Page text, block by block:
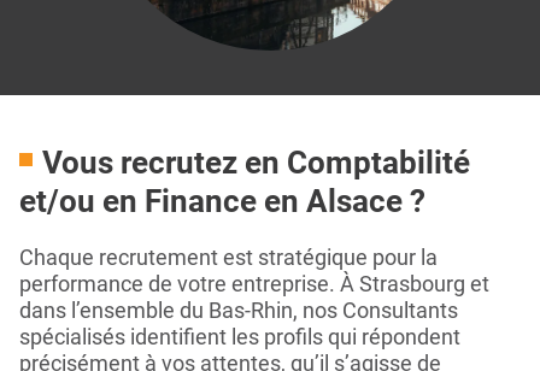
Vous recrutez en Comptabilité
et/ou en Finance en Alsace ?
Chaque recrutement est stratégique pour la
performance de votre entreprise. À Strasbourg et
dans l’ensemble du Bas-Rhin, nos Consultants
spécialisés identifient les profils qui répondent
précisément à vos attentes, qu’il s’agisse de